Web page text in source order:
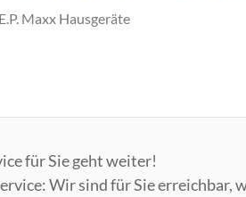
E.P. Maxx Hausgeräte
für Sie geht weiter!
Wir sind für Sie erreichbar,